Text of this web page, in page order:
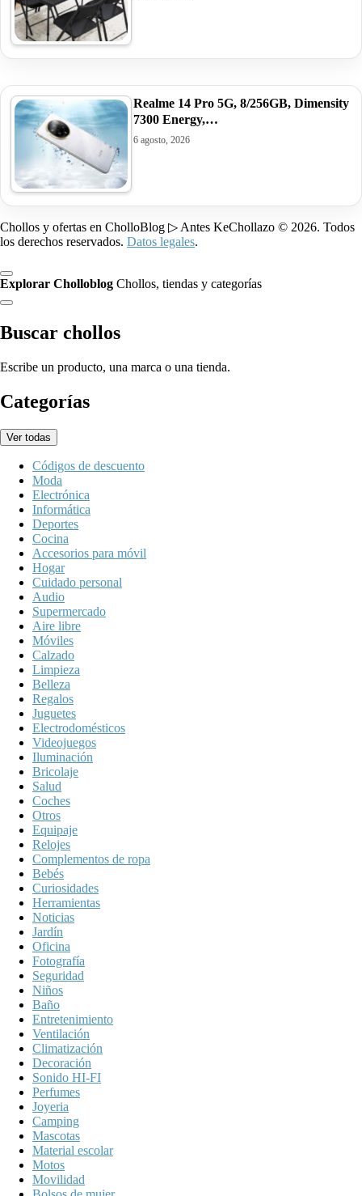
Realme 14 Pro 5G, 8/256GB, Dimensity
7300 Energy,…
6 agosto, 2026
Chollos y ofertas en CholloBlog ▷ Antes KeChollazo © 2026. Todos
los derechos reservados. Datos legales.
Explorar Cholloblog Chollos, tiendas y categorías
Buscar chollos
Escribe un producto, una marca o una tienda.
Categorías
Ver todas
Códigos de descuento
Moda
Electrónica
Informática
Deportes
Cocina
Accesorios para móvil
Hogar
Cuidado personal
Audio
Supermercado
Aire libre
Móviles
Calzado
Limpieza
Belleza
Regalos
Juguetes
Electrodomésticos
Videojuegos
Iluminación
Bricolaje
Salud
Coches
Otros
Equipaje
Relojes
Complementos de ropa
Bebés
Curiosidades
Herramientas
Noticias
Jardín
Oficina
Fotografía
Seguridad
Niños
Baño
Entretenimiento
Ventilación
Climatización
Decoración
Sonido HI-FI
Perfumes
Joyeria
Camping
Mascotas
Material escolar
Motos
Movilidad